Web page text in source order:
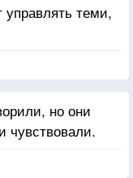
управлять теми,
но они
чувствовали.